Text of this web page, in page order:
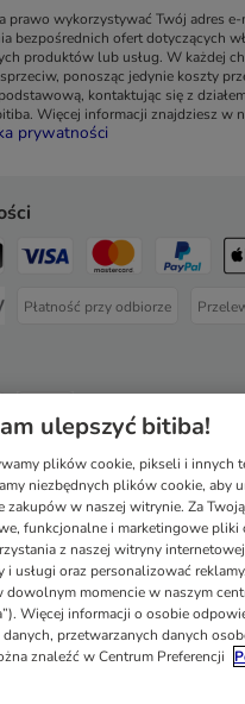
prawo wykorzystywać Twój adres
bezpośrednich ofert dotyczących
produktów lub usług. W każdej
ponosząc jedynie koszty
kontaktując się z
Więcej informacji znajdziesz w
prywatności
Płatność przy odbiorze
ulepszyć bitiba!
plików cookie, pikseli i innych
niezbędnych plików cookie, aby
zakupów w naszej witrynie. Za
funkcjonalne i marketingowe pliki
z naszej witryny
usługi oraz personalizować
momencie w naszym
Więcej informacji o osobie
przetwarzanych danych
znaleźć w Centrum Preferencji